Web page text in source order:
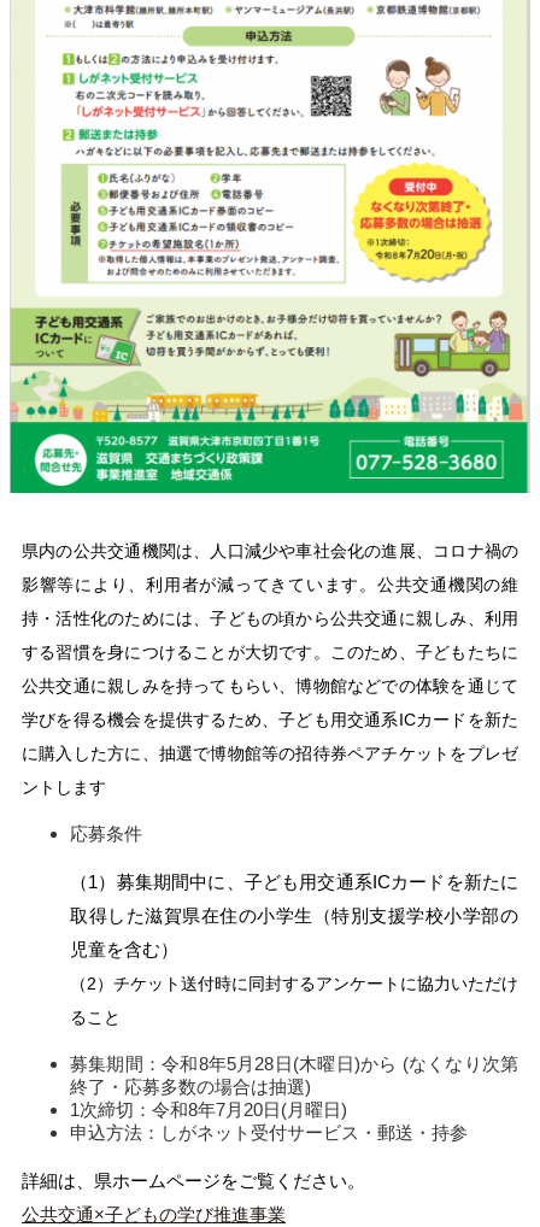
県内の公共交通機関は、人口減少や車社会化の進展、コロナ禍の
影響等により、利用者が減ってきています。公共交通機関の維
持・活性化のためには、子どもの頃から公共交通に親しみ、利用
する習慣を身につけることが大切です。このため、子どもたちに
公共交通に親しみを持ってもらい、博物館などでの体験を通じて
学びを得る機会を提供するため、子ども用交通系ICカードを新た
に購入した方に、抽選で博物館等の招待券ペアチケットをプレゼ
ントします
応募条件
（1）募集期間中に、子ども用交通系ICカードを新たに
取得した滋賀県在住の小学生（特別支援学校小学部の
児童を含む）
（2）チケット送付時に同封するアンケートに協力いただけ
ること
募集期間：令和8年5月28日(木曜日)から (なくなり次第
終了・応募多数の場合は抽選)
1次締切：令和8年7月20日(月曜日)
申込方法：しがネット受付サービス・郵送・持参
詳細は、県ホームページをご覧ください。
公共交通×子どもの学び推進事業